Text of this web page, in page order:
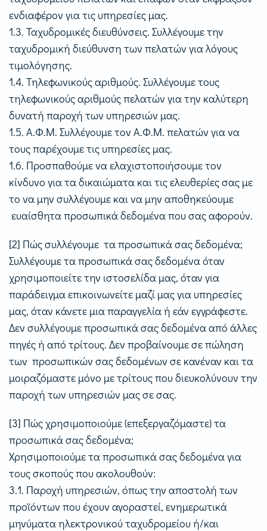
ενδιαφέρον για τις υπηρεσίες μας.
1.3. Ταχυδρομικές διευθύνσεις. Συλλέγουμε την
ταχυδρομική διεύθυνση των πελατών για λόγους
τιμολόγησης.
1.4. Τηλεφωνικούς αριθμούς. Συλλέγουμε τους
τηλεφωνικούς αριθμούς πελατών για την καλύτερη
δυνατή παροχή των υπηρεσιών μας.
1.5. Α.Φ.Μ. Συλλέγουμε τον Α.Φ.Μ. πελατών για να
τους παρέχουμε τις υπηρεσίες μας.
1.6. Προσπαθούμε να ελαχιστοποιήσουμε τον
κίνδυνο για τα δικαιώματα και τις ελευθερίες σας με
το να μην συλλέγουμε και να μην αποθηκεύουμε
ευαίσθητα προσωπικά δεδομένα που σας αφορούν.
[2] Πώς συλλέγουμε τα προσωπικά σας δεδομένα;
Συλλέγουμε τα προσωπικά σας δεδομένα όταν
χρησιμοποιείτε την ιστοσελίδα μας, όταν για
παράδειγμα επικοινωνείτε μαζί μας για υπηρεσίες
μας, όταν κάνετε μια παραγγελία ή εάν εγγράφεστε.
Δεν συλλέγουμε προσωπικά σας δεδομένα από άλλες
πηγές ή από τρίτους. Δεν προβαίνουμε σε πώληση
των προσωπικών σας δεδομένων σε κανέναν και τα
μοιραζόμαστε μόνο με τρίτους που διευκολύνουν την
παροχή των υπηρεσιών μας σε σας.
[3] Πώς χρησιμοποιούμε (επεξεργαζόμαστε) τα
προσωπικά σας δεδομένα;
Χρησιμοποιούμε τα προσωπικά σας δεδομένα για
τους σκοπούς που ακολουθούν:
3.1. Παροχή υπηρεσιών, όπως την αποστολή των
προϊόντων που έχουν αγοραστεί, ενημερωτικά
μηνύματα ηλεκτρονικού ταχυδρομείου ή/και